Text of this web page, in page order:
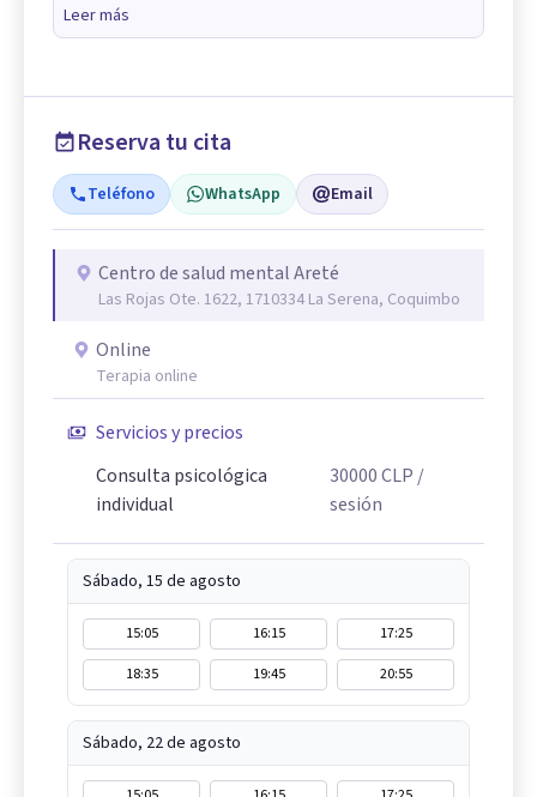
Leer más
Reserva tu cita
Teléfono WhatsApp Email
Centro de salud mental Areté
Las Rojas Ote. 1622, 1710334 La Serena, Coquimbo
Online
Terapia online
Servicios y precios
Consulta psicológica
individual
30000CLP /
sesión
Sábado, 15 de agosto
15:05 16:15
17:25
18:35
19:45 20:55
Sábado, 22 de agosto